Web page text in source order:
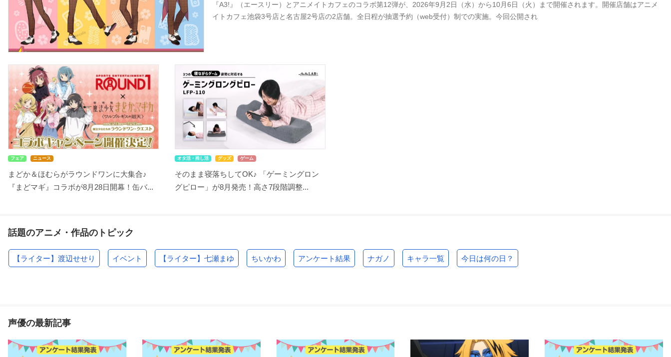
『A3!』（エースリー）とアニメイトカフェのコラボ第12弾が、2026年9月2日（水）から10月6日（火）まで開催されます。開催店舗はアニメ
イトカフェ池袋3号店と名古屋2号店の2店舗。全日程が抽選予約（web受付）制での実施。今回公開され
フェア ニュース
まどか＆ほむらがラウンドワンに大集合♪
『まどマギ』コラボが8月28日開幕！缶バ...
オタ活・推し活 グッズ ゲーム
そのまま寝落ちしてOK♪ 「ゲーミングロン
グピロー」が8月発売！高さ7段階調整...
話題のアニメ・作品のトピック
【ライター】渡辺せせり イベント 【ライター】七瀬まゆ ちいかわ アンケート結果 ナガノ キャラ一覧 今日は何の日？
声優の最新記事